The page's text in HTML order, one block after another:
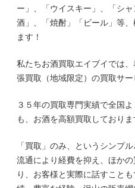
ー」、「ウイスキー」、「シ
酒」、「焼酎」「ビール」等
ます！
私たちお酒買取エイブイでは
張買取（地域限定）の買取サー
３５年の買取専門実績で全国
も、お酒を高額買取しておりま
「買取」のみ、というシンプ
流通により経費を抑え、ほか
り、お客様と実際に話すこと